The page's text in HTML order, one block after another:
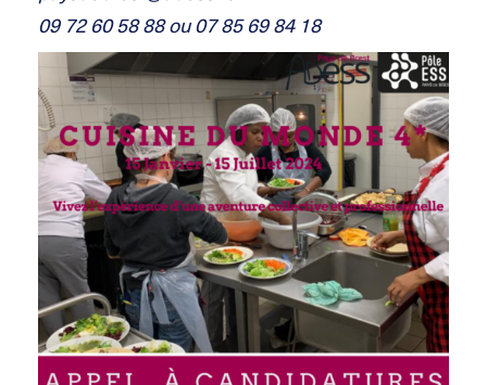
09 72 60 58 88 ou 07 85 69 84 18